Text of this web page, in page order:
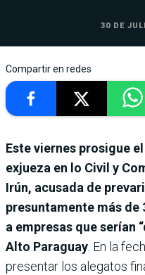
30 DE
Compartir en redes
Este viernes prosigue
exjueza en lo Civil y
Irún, acusada de
presuntamente más
a empresas que serían
Alto Paraguay. En la
presentar los alegatos